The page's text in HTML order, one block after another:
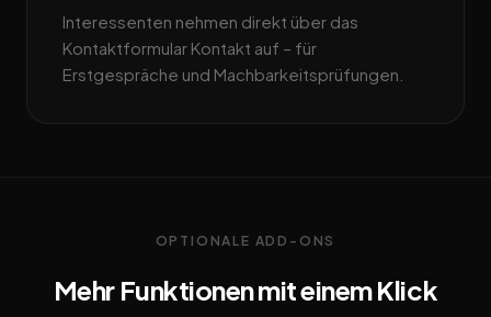
Interessenten nehmen direkt über das
Kontaktformular Kontakt auf – für
Erstgespräche und Machbarkeitsprüfungen.
OPTIONALE ADD-ONS
Mehr Funktionen mit einem Klick